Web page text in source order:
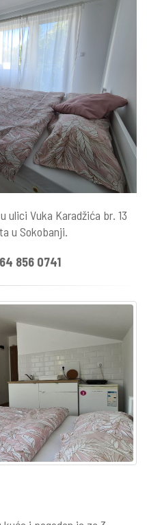
ulici Vuka Karadžića br. 13
u Sokobanji.
856 0741